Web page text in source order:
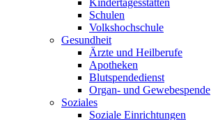
Kindertagesstätten
Schulen
Volkshochschule
Gesundheit
Ärzte und Heilberufe
Apotheken
Blutspendedienst
Organ- und Gewebespende
Soziales
Soziale Einrichtungen